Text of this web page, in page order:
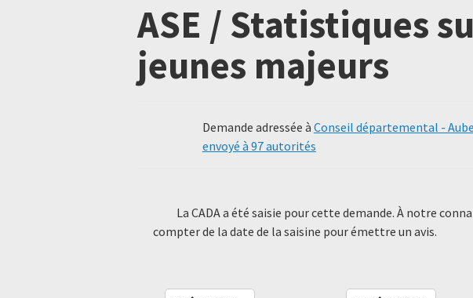
ASE / Statistiques
jeunes majeurs
Demande adressée à Conseil départemental - Aube
envoyé à 97 autorités
La CADA a été saisie pour cette demande. À notre
compter de la date de la saisine pour émettre un avis.